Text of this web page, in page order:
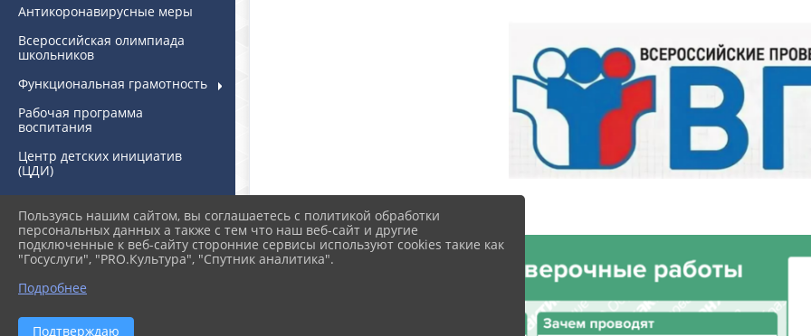
Антикоронавирусные меры
Всероссийская олимпиада
школьников
Функциональная грамотность
Рабочая программа
воспитания
Центр детских инициатив
(ЦДИ)
Классное руководство
Дополнительное
образование
Информационная
безопасность
Дополнительно
Пользуясь нашим сайтом, вы соглашаетесь с политикой обработки
персональных данных а также с тем что наш веб-сайт и другие
подключенные к веб-сайту сторонние сервисы используют cookies такие как
"Госуслуги", "PRO.Культура", "Спутник аналитика".
Подробнее
Подтверждаю